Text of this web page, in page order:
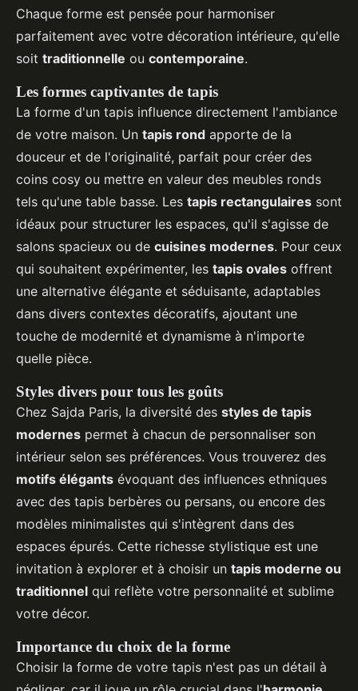
Chaque forme est pensée pour harmoniser
parfaitement avec votre décoration intérieure, qu'elle
soit traditionnelle ou contemporaine.
Les formes captivantes de tapis
La forme d'un tapis influence directement l'ambiance
de votre maison. Un tapis rond apporte de la
douceur et de l'originalité, parfait pour créer des
coins cosy ou mettre en valeur des meubles ronds
tels qu'une table basse. Les tapis rectangulaires sont
idéaux pour structurer les espaces, qu'il s'agisse de
salons spacieux ou de cuisines modernes. Pour ceux
qui souhaitent expérimenter, les tapis ovales offrent
une alternative élégante et séduisante, adaptables
dans divers contextes décoratifs, ajoutant une
touche de modernité et dynamisme à n'importe
quelle pièce.
Styles divers pour tous les goûts
Chez Sajda Paris, la diversité des styles de tapis
modernes permet à chacun de personnaliser son
intérieur selon ses préférences. Vous trouverez des
motifs élégants évoquant des influences ethniques
avec des tapis berbères ou persans, ou encore des
modèles minimalistes qui s'intègrent dans des
espaces épurés. Cette richesse stylistique est une
invitation à explorer et à choisir un tapis moderne ou
traditionnel qui reflète votre personnalité et sublime
votre décor.
Importance du choix de la forme
Choisir la forme de votre tapis n'est pas un détail à